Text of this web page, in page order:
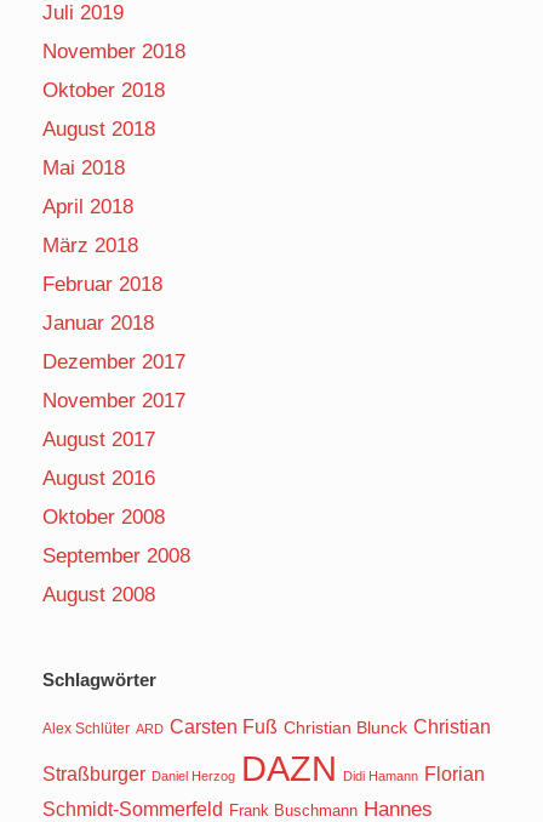
Juli 2019
November 2018
Oktober 2018
August 2018
Mai 2018
April 2018
März 2018
Februar 2018
Januar 2018
Dezember 2017
November 2017
August 2017
August 2016
Oktober 2008
September 2008
August 2008
Schlagwörter
Alex Schlüter ARD Carsten Fuß Christian Blunck Christian
Straßburger Daniel Herzog DAZN Didi Hamann Florian
Schmidt-Sommerfeld Frank Buschmann Hannes